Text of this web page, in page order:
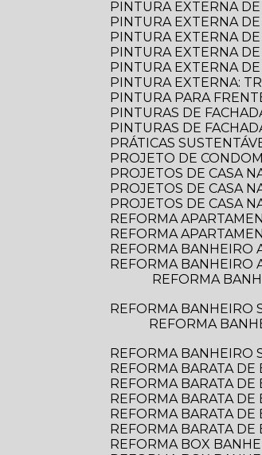
PINTURA EXTERNA
PINTURA EXTERNA
PINTURA EXTERNA
PINTURA EXTERNA
PINTURA EXTERNA
PINTURA EXTERNA:
PINTURA PARA
PINTURAS DE
PINTURAS DE
PRÁTICAS
PROJETO DE
PROJETOS DE CASA
PROJETOS DE CASA
PROJETOS DE CASA
REFORMA
REFORMA
REFORMA BANHEIRO
REFORMA
REFORMA BANHEIRO APARTAMENTO: DICAS ESSENCIAIS PARA TRANSFORMAR SEU ESPAÇO COM ESTILO E
REFORMA
REFORMA BANHEIRO SEM QUEBRAR: DESCUBRA COMO TRANSFORMAR SEU ESPAÇO DE FORMA PRÁTICA E
REFORMA BANHEIRO
REFORMA BARATA
REFORMA BARATA
REFORMA BARATA
REFORMA BARATA
REFORMA BARATA
REFORMA BOX